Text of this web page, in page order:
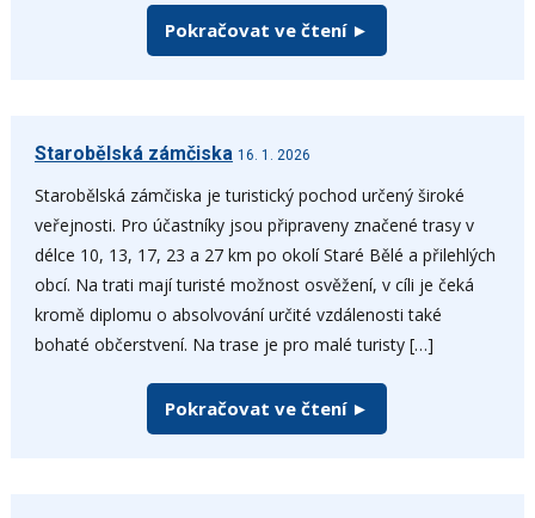
Pokračovat ve čtení ►
Starobělská zámčiska 16. 1. 2026
Starobělská zámčiska je turistický pochod určený široké
veřejnosti. Pro účastníky jsou připraveny značené trasy v
délce 10, 13, 17, 23 a 27 km po okolí Staré Bělé a přilehlých
obcí. Na trati mají turisté možnost osvěžení, v cíli je čeká
kromě diplomu o absolvování určité vzdálenosti také
bohaté občerstvení. Na trase je pro malé turisty […]
Pokračovat ve čtení ►